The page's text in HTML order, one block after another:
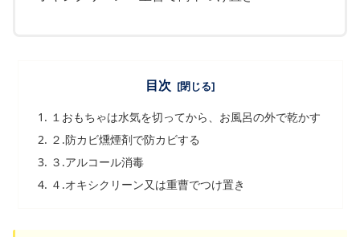
目次
１おもちゃは水気を切ってから、お風呂の外で乾かす
２.防カビ燻煙剤で防カビする
３.アルコール消毒
４.オキシクリーン又は重曹でつけ置き